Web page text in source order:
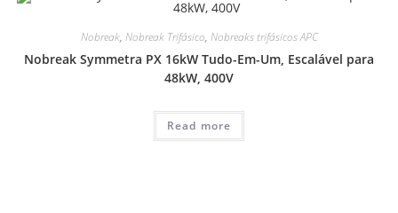
Nobreak, Nobreak Trifásico, Nobreaks trifásicos APC
Nobreak Symmetra PX 16kW Tudo-Em-Um, Escalável para
48kW, 400V
Read more